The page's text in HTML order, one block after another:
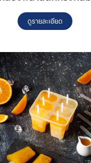
ดูรายละเอียด